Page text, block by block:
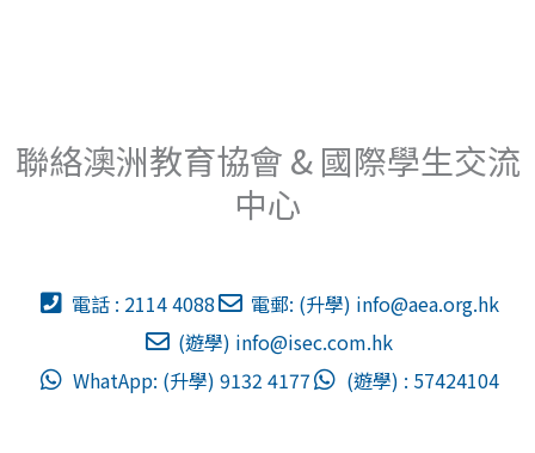
聯絡澳洲教育協會 & 國際學生交流
中心
電話 : 2114 4088 電郵: (升學) info@aea.org.hk
(遊學) info@isec.com.hk
WhatApp: (升學) 9132 4177
(遊學) : 57424104